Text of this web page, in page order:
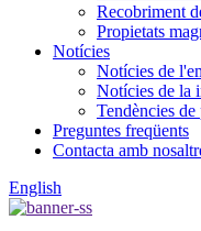
Recobriment
Propietats
Notícies
Notícies de
Notícies de la
Tendències de
Preguntes freqüents
Contacta amb
English